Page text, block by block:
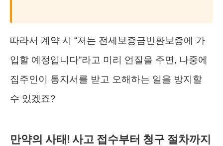
따라서 계약 시 “저는 전세보증금반환보증에 가
입할 예정입니다”라고 미리 언질을 주면, 나중에
집주인이 통지서를 받고 오해하는 일을 방지할
수 있겠죠?
만약의 사태! 사고 접수부터 청구 절차까지